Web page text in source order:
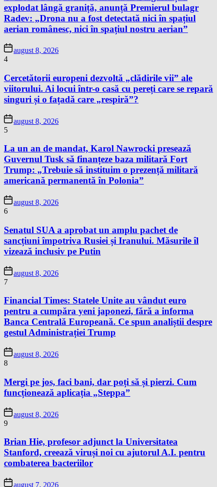
explodat lângă graniță, anunță Premierul bulagr
Radev: „Drona nu a fost detectată nici în spațiul
aerian românesc, nici în spațiul nostru aerian”
august 8, 2026
4
Cercetătorii europeni dezvoltă „clădirile vii” ale
viitorului. Ai locui într-o casă cu pereți care se repară
singuri și o fațadă care „respiră”?
august 8, 2026
5
La un an de mandat, Karol Nawrocki presează
Guvernul Tusk să finanțeze baza militară Fort
Trump: „Trebuie să instituim o prezență militară
americană permanentă în Polonia”
august 8, 2026
6
Senatul SUA a aprobat un amplu pachet de
sancțiuni împotriva Rusiei și Iranului. Măsurile îl
vizează inclusiv pe Putin
august 8, 2026
7
Financial Times: Statele Unite au vândut euro
pentru a cumpăra yeni japonezi, fără a informa
Banca Centrală Europeană. Ce spun analiștii despre
gestul Administrației Trump
august 8, 2026
8
Mergi pe jos, faci bani, dar poți să și pierzi. Cum
funcționează aplicația „Steppa”
august 8, 2026
9
Brian Hie, profesor adjunct la Universitatea
Stanford, creează viruși noi cu ajutorul A.I. pentru
combaterea bacteriilor
august 7, 2026